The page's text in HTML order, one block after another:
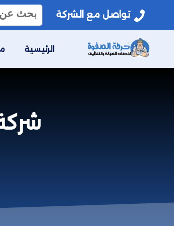
تواصل مع الشركة
البحث
عن:
الرئيسية
شركة